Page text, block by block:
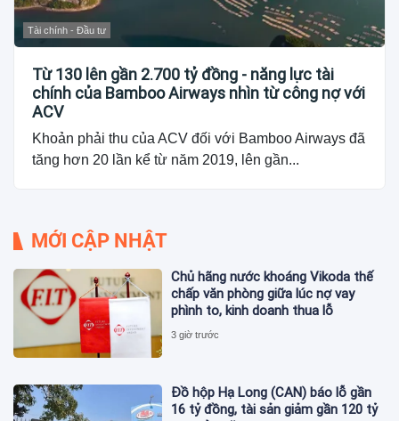
Tài chính - Đầu tư
Từ 130 lên gần 2.700 tỷ đồng - năng lực tài
chính của Bamboo Airways nhìn từ công nợ với
ACV
Khoản phải thu của ACV đối với Bamboo Airways đã
tăng hơn 20 lần kể từ năm 2019, lên gần...
MỚI CẬP NHẬT
Chủ hãng nước khoáng Vikoda thế
chấp văn phòng giữa lúc nợ vay
phình to, kinh doanh thua lỗ
3 giờ trước
Đồ hộp Hạ Long (CAN) báo lỗ gần
16 tỷ đồng, tài sản giảm gần 120 tỷ